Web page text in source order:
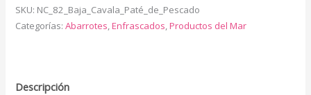
SKU: NC_82_Baja_Cavala_Paté_de_Pescado
Categorías:Abarrotes,Enfrascados,Productos del Mar
Descripción